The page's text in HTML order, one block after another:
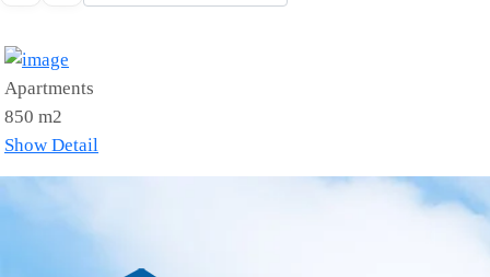
Apartments
850 m2
Show Detail